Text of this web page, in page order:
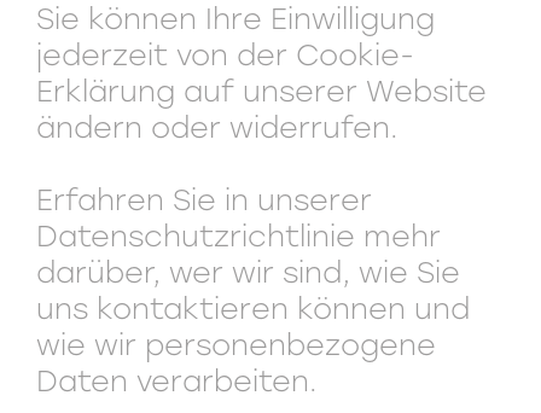
Sie können Ihre Einwilligung
jederzeit von der Cookie-
Erklärung auf unserer Website
ändern oder widerrufen.
Erfahren Sie in unserer
Datenschutzrichtlinie mehr
darüber, wer wir sind, wie Sie
uns kontaktieren können und
wie wir personenbezogene
Daten verarbeiten.